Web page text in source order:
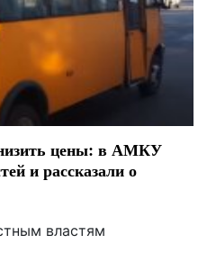
цены: в АМКУ
и рассказали о
властям